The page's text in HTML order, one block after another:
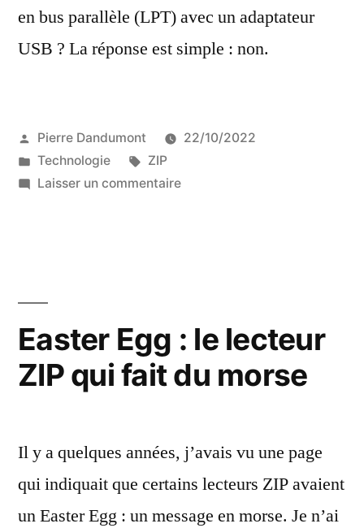
en bus parallèle (LPT) avec un adaptateur
USB ? La réponse est simple : non.
Publié
par
Pierre Dandumont
22/10/2022
Publié
dans
Technologie Étiquettes :
ZIP
Laisser un commentairesur
les
adaptateurs
USB
ne
fonctionne
Easter Egg : le lecteur
ZIP qui fait du morse
Il y a quelques années, j’avais vu une page
qui indiquait que certains lecteurs ZIP avaient
un Easter Egg : un message en morse. Je n’ai